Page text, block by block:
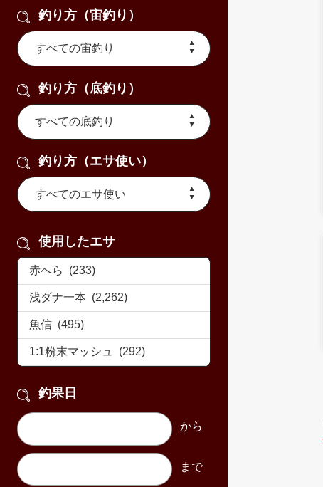
釣り方（宙釣り）
釣り方（底釣り）
釣り方（エサ使い）
使用したエサ
釣果日